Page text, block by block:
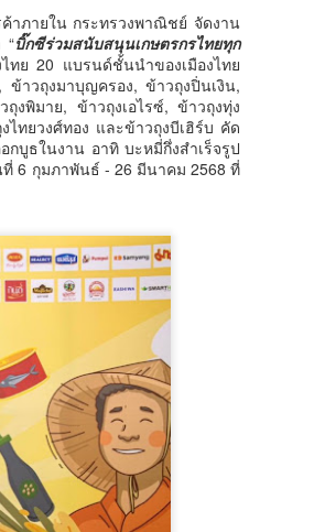
าภายใน กระทรวงพาณิชย์ จัดงาน
“บิ๊กซีร่วมสนับสนุนเกษตรกรไทยทุก
ย 20 แบรนด์ชั้นนำของเมืองไทย
าวถุงมาบุญครอง, ข้าวถุงปิ่นเงิน,
พิมาย, ข้าวถุงเอไรซ์, ข้าวถุงทุ่ง
ทยวงศ์ทอง และข้าวถุงบีเฮิร์บ คัด
บูธในงาน อาทิ บะหมี่กึ่งสำเร็จรูป
6 กุมภาพันธ์ - 26 มีนาคม 2568 ที่
ต
า
นิ